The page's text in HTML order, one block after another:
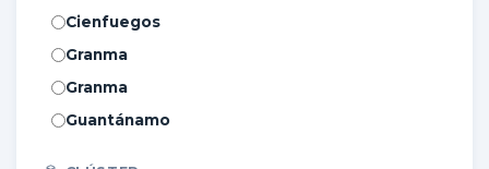
Cienfuegos
Granma
Granma
Guantánamo